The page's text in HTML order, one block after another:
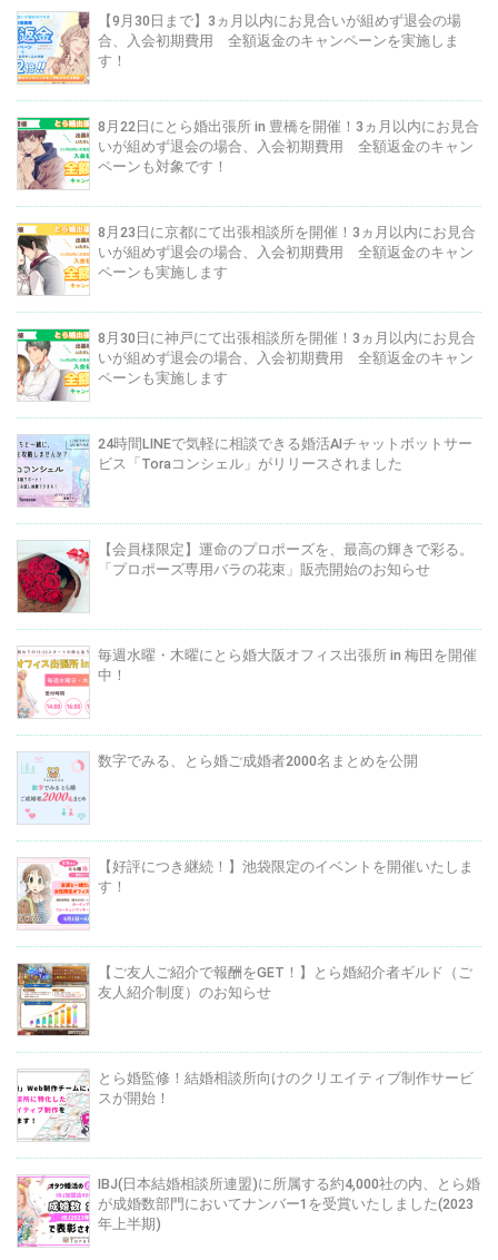
【9月30日まで】3ヵ月以内にお見合いが組めず退会の場
合、入会初期費用 全額返金のキャンペーンを実施しま
す！
8月22日にとら婚出張所 in 豊橋を開催！3ヵ月以内にお見合
いが組めず退会の場合、入会初期費用 全額返金のキャン
ペーンも対象です！
8月23日に京都にて出張相談所を開催！3ヵ月以内にお見合
いが組めず退会の場合、入会初期費用 全額返金のキャン
ペーンも実施します
8月30日に神戸にて出張相談所を開催！3ヵ月以内にお見合
いが組めず退会の場合、入会初期費用 全額返金のキャン
ペーンも実施します
24時間LINEで気軽に相談できる婚活AIチャットボットサー
ビス「Toraコンシェル」がリリースされました
【会員様限定】運命のプロポーズを、最高の輝きで彩る。
「プロポーズ専用バラの花束」販売開始のお知らせ
毎週水曜・木曜にとら婚大阪オフィス出張所 in 梅田を開催
中！
数字でみる、とら婚ご成婚者2000名まとめを公開
【好評につき継続！】池袋限定のイベントを開催いたしま
す！
【ご友人ご紹介で報酬をGET！】とら婚紹介者ギルド（ご
友人紹介制度）のお知らせ
とら婚監修！結婚相談所向けのクリエイティブ制作サービ
スが開始！
IBJ(日本結婚相談所連盟)に所属する約4,000社の内、とら婚
が成婚数部門においてナンバー1を受賞いたしました(2023
年上半期)